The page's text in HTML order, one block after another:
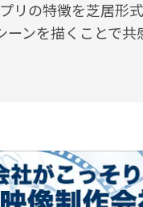
の特徴を芝居形
ンを描くことで